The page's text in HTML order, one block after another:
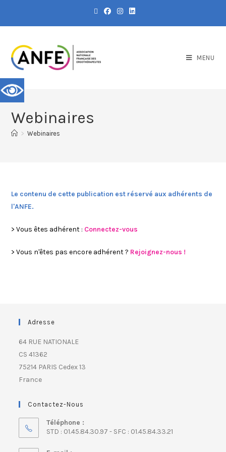
MENU
Webinaires
> Webinaires
Le contenu de cette publication est réservé aux adhérents de
l'ANFE.
> Vous êtes adhérent : Connectez-vous
> Vous n'êtes pas encore adhérent ? Rejoignez-nous !
Adresse
64 RUE NATIONALE
CS 41362
75214 PARIS Cedex 13
France
Contactez-Nous
Téléphone :
STD : 01.45.84.30.97 - SFC : 01.45.84.33.21